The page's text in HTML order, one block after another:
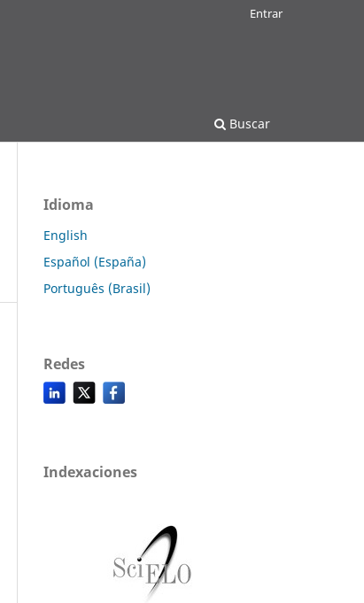
Buscar
Entrar
Idioma
English
Español (España)
Português (Brasil)
Redes
Indexaciones